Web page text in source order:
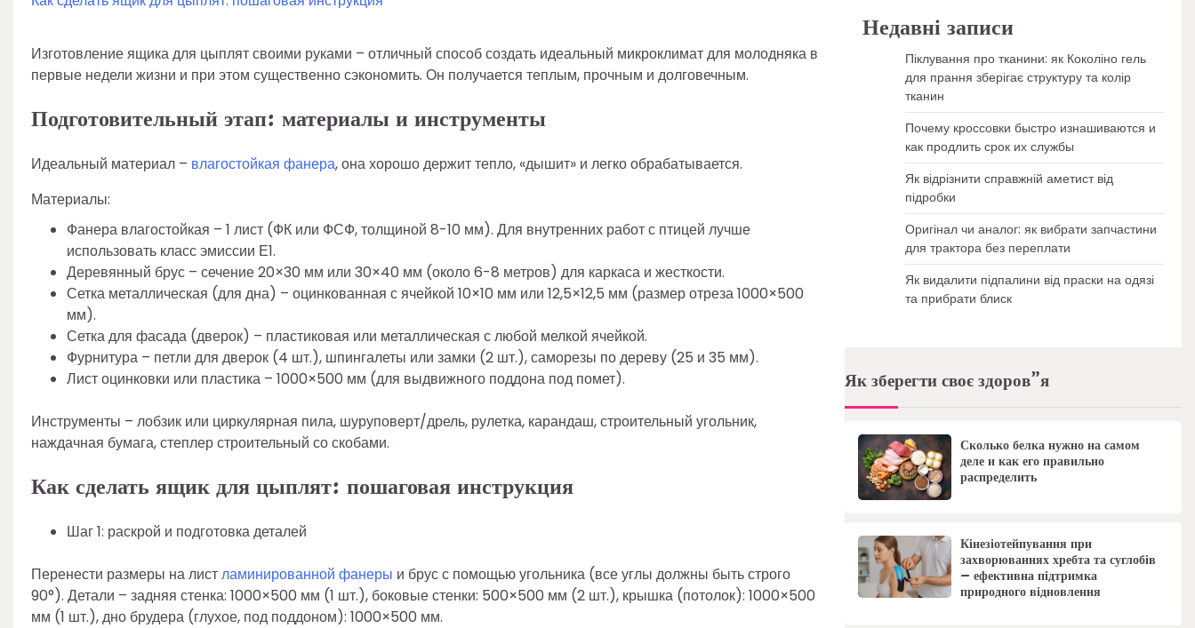
Изготовление ящика для цыплят своими руками – отличный способ создать идеальный микроклимат для молодняка в
первые недели жизни и при этом существенно сэкономить. Он получается теплым, прочным и долговечным.
Подготовительный этап: материалы и инструменты
Идеальный материал – влагостойкая фанера, она хорошо держит тепло, «дышит» и легко обрабатывается.
Материалы:
Фанера влагостойкая – 1 лист (ФК или ФСФ, толщиной 8-10 мм). Для внутренних работ с птицей лучше
использовать класс эмиссии Е1.
Деревянный брус – сечение 20×30 мм или 30×40 мм (около 6-8 метров) для каркаса и жесткости.
Сетка металлическая (для дна) – оцинкованная с ячейкой 10×10 мм или 12,5×12,5 мм (размер отреза 1000×500
мм).
Сетка для фасада (дверок) – пластиковая или металлическая с любой мелкой ячейкой.
Фурнитура – петли для дверок (4 шт.), шпингалеты или замки (2 шт.), саморезы по дереву (25 и 35 мм).
Лист оцинковки или пластика – 1000×500 мм (для выдвижного поддона под помет).
Инструменты – лобзик или циркулярная пила, шуруповерт/дрель, рулетка, карандаш, строительный угольник,
наждачная бумага, степлер строительный со скобами.
Как сделать ящик для цыплят: пошаговая инструкция
Шаг 1: раскрой и подготовка деталей
Перенести размеры на листламинированной фанеры и брус с помощью угольника (все углы должны быть строго
90°). Детали – задняя стенка: 1000×500 мм (1 шт.), боковые стенки: 500×500 мм (2 шт.), крышка (потолок): 1000×500
мм (1 шт.), дно брудера (глухое, под поддоном): 1000×500 мм.
Недавні записи
Піклування про тканини: як Коколіно гель
для прання зберігає структуру та колір
тканин
Почему кроссовки быстро изнашиваются и
как продлить срок их службы
Як відрізнити справжній аметист від
підробки
Оригінал чи аналог: як вибрати запчастини
для трактора без переплати
Як видалити підпалини від праски на одязі
та прибрати блиск
Як зберегти своє здоров”я
Сколько белка нужно на самом
деле и как его правильно
распределить
Кінезіотейпування при
захворюваннях хребта та суглобів
– ефективна підтримка
природного відновлення